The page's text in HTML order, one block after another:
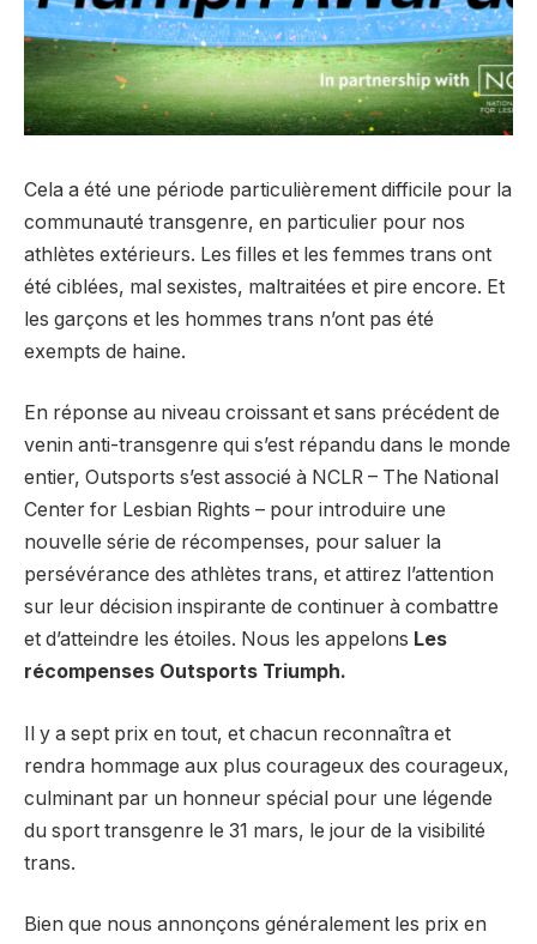
Cela a été une période particulièrement difficile pour la
communauté transgenre, en particulier pour nos
athlètes extérieurs. Les filles et les femmes trans ont
été ciblées, mal sexistes, maltraitées et pire encore. Et
les garçons et les hommes trans n’ont pas été
exempts de haine.
En réponse au niveau croissant et sans précédent de
venin anti-transgenre qui s’est répandu dans le monde
entier, Outsports s’est associé à NCLR – The National
Center for Lesbian Rights – pour introduire une
nouvelle série de récompenses, pour saluer la
persévérance des athlètes trans, et attirez l’attention
sur leur décision inspirante de continuer à combattre
et d’atteindre les étoiles. Nous les appelons Les
récompenses Outsports Triumph.
Il y a sept prix en tout, et chacun reconnaîtra et
rendra hommage aux plus courageux des courageux,
culminant par un honneur spécial pour une légende
du sport transgenre le 31 mars, le jour de la visibilité
trans.
Bien que nous annonçons généralement les prix en